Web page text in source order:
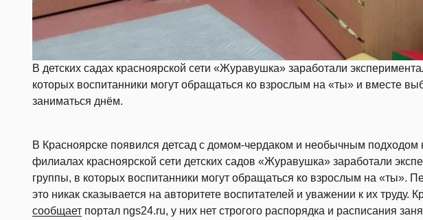
В детских садах красноярской сети «Журавушка» заработали
которых воспитанники могут обращаться ко взрослым на «ты» и вместе
заниматься днём.
В Красноярске появился детсад с домом-чердаком и необычным подходом
филиалах красноярской сети детских садов «Журавушка» заработали
группы, в которых воспитанники могут обращаться ко взрослым на «ты».
это никак сказывается на авторитете воспитателей и уважении к их труду.
сообщает портал ngs24.ru, у них нет строгого распорядка и расписания